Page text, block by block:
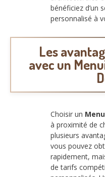
bénéficiez d’un
personnalisé à
Les
avec un
Choisir un
à proximité de
plusieurs
vous pouvez
rapidement,
de tarifs